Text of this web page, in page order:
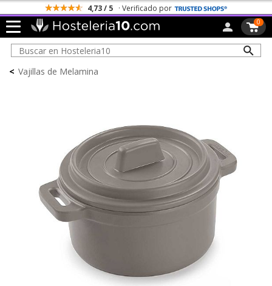
4,73 / 5 · Verificado por
0
< Vajillas de Melamina